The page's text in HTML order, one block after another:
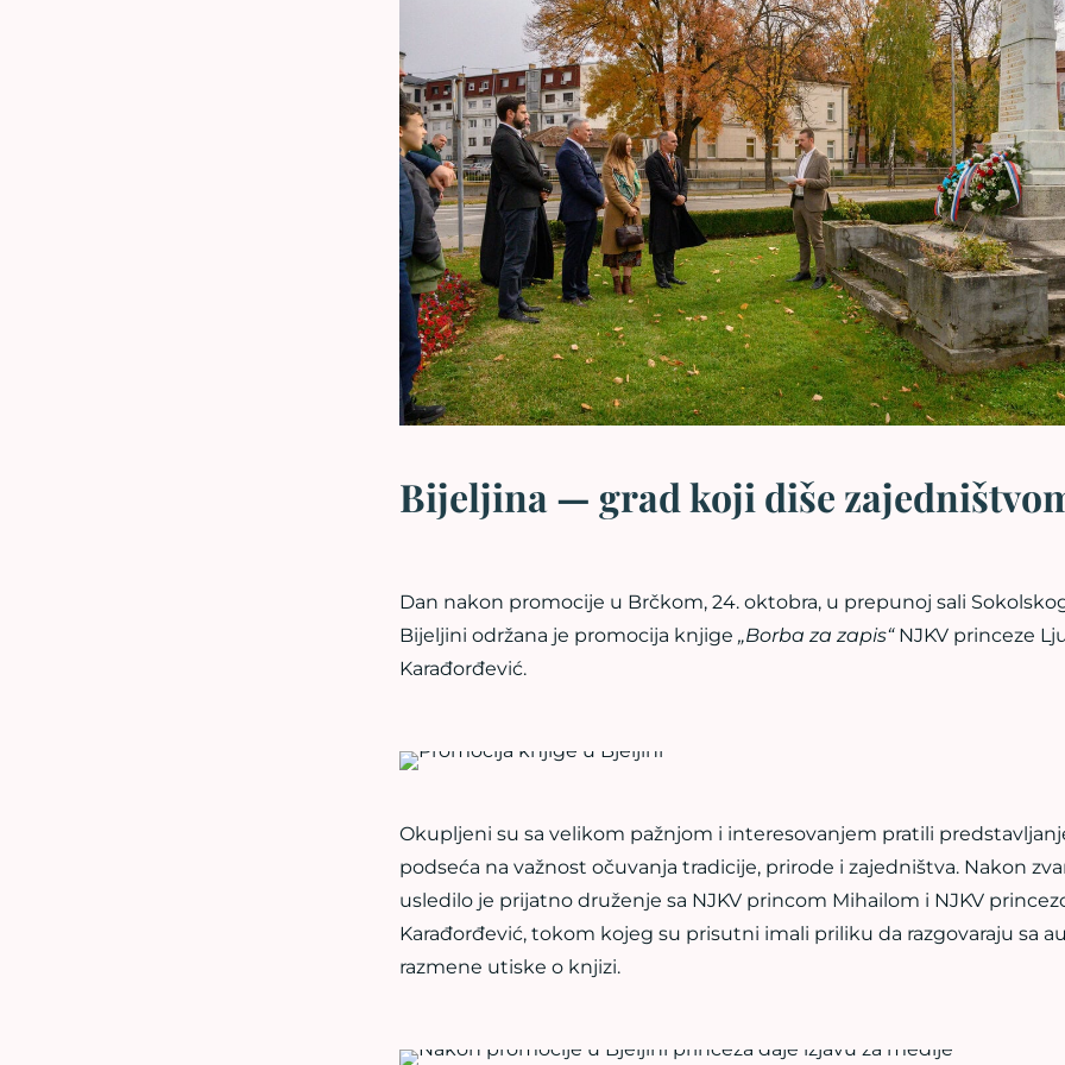
Bijeljina — grad koji diše
Dan nakon promocije u Brčkom, 24. oktobra, u prepunoj sali
Bijeljini održana je promocija knjige „Borba za zapis“NJKV princeze
Karađorđević.
Okupljeni su sa velikom pažnjom i interesovanjem pratili
podseća na važnost očuvanja tradicije, prirode i zajedništva. Nakon
usledilo je prijatno druženje sa NJKV princom Mihailom i NJKV
Karađorđević, tokom kojeg su prisutni imali priliku da razgovaraju sa
razmene utiske o knjizi.